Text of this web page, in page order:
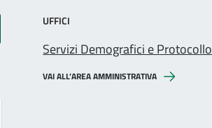
UFFICI
Servizi Demografici e Protocollo
VAI ALL’AREA AMMINISTRATIVA